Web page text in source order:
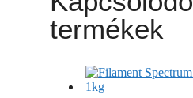
termékek